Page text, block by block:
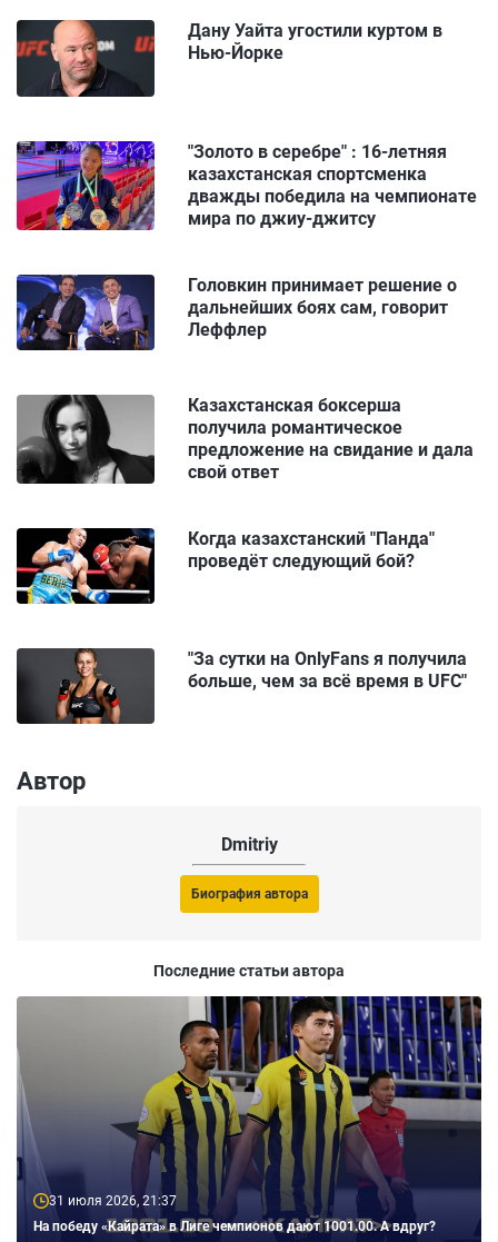
Дану Уайта угостили куртом в
Нью-Йорке
"Золото в серебре" : 16-летняя
казахстанская спортсменка
дважды победила на чемпионате
мира по джиу-джитсу
Головкин принимает решение о
дальнейших боях сам, говорит
Леффлер
Казахстанская боксерша
получила романтическое
предложение на свидание и дала
свой ответ
Когда казахстанский "Панда"
проведёт следующий бой?
"За сутки на OnlyFans я получила
больше, чем за всё время в UFC"
Автор
Dmitriy
Биография автора
Последние статьи автора
31 июля 2026, 21:37
На победу «Кайрата» в Лиге чемпионов дают 1001.00. А вдруг?